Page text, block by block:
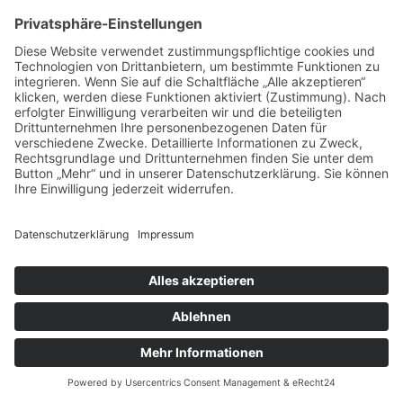
Widerrufsbelehrung
Über uns
Versandbedingungen
Widerrufsbelehrung
Datenschutz
Impressum
AGB & Kundeninfos
Vertrag widerrufen